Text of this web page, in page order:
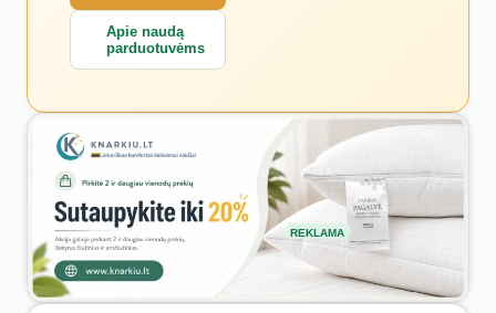
Apie naudą
parduotuvėms
REKLAMA